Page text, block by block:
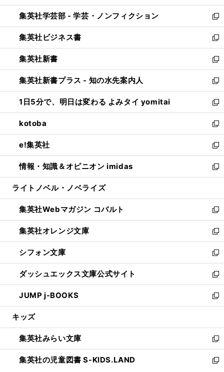
開
く
ウ
で
開
く
ン
ド
ウ
で
開
く
ウ
ィ
ン
ド
ウ
で
開
く
集英社学芸部 - 学芸・ノンフィクション
新
し
い
ウ
ィ
ン
ド
ウ
で
開
く
集英社ビジネス書
新
し
い
ウ
ィ
ン
ド
ウ
で
開
く
集英社新書
新
し
い
ウ
ィ
ン
ド
ウ
で
開
く
集英社新書プラス - 知の水先案内人
新
し
い
ウ
ィ
ン
ド
ウ
で
開
1日5分で、明日は変わる よみタイ yomitai
新
し
い
ウ
ィ
ン
ド
ウ
開
く
kotoba
新
し
い
ウ
ィ
ン
ウ
で
開
く
e!集英社
新
し
い
ウ
ン
ド
ウ
で
開
く
情報・知識＆オピニオン imidas
新
し
ウ
ィ
ン
ド
ウ
で
開
く
ライトノベル・ノベライズ
集英社Webマガジン コバルト
新
し
い
ウ
ィ
ン
ド
ウ
で
開
集英社オレンジ文庫
新
し
い
ウ
ィ
ン
ド
ウ
開
く
シフォン文庫
新
し
い
ウ
ィ
ン
ウ
で
開
く
ダッシュエックス文庫公式サイト
新
し
い
ウ
ン
ド
ウ
で
JUMP j-BOOKS
新
し
ウ
ィ
ン
ド
キッズ
集英社みらい文庫
新
し
い
集英社の児童図書 S-KIDS.LAND
新